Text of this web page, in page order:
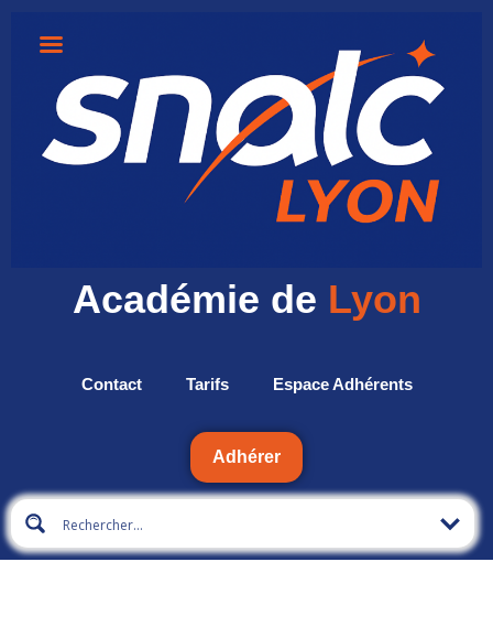
Académie de Lyon
Contact Tarifs Espace Adhérents
Adhérer